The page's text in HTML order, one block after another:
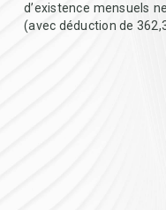
d’existence mensuels
(avec déduction de